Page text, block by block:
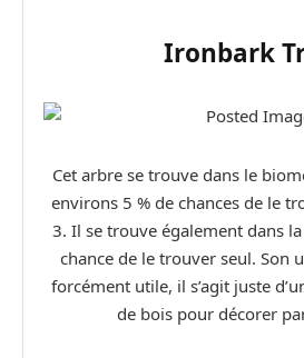
Ironbark
Cet arbre se trouve dans le
environs 5 % de chances de le
3. Il se trouve également dans
chance de le trouver seul. Son
forcément utile, il s’agit juste
de bois pour décorer